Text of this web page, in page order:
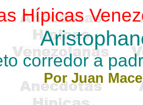
Hípicas
corredor a
Por Juan